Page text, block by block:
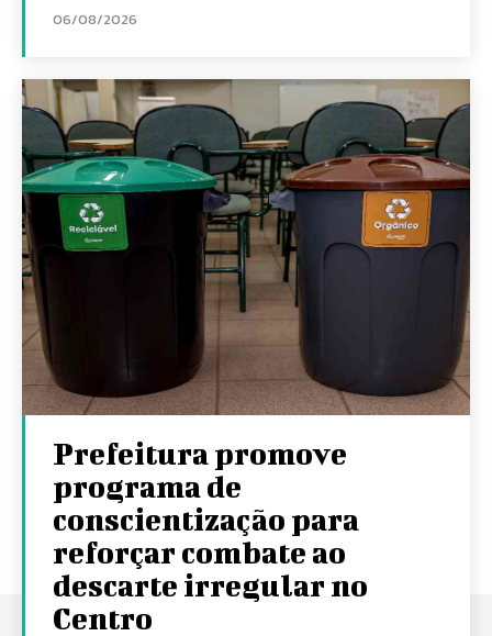
06/08/2026
Prefeitura promove
programa de
conscientização para
reforçar combate ao
descarte irregular no
Centro